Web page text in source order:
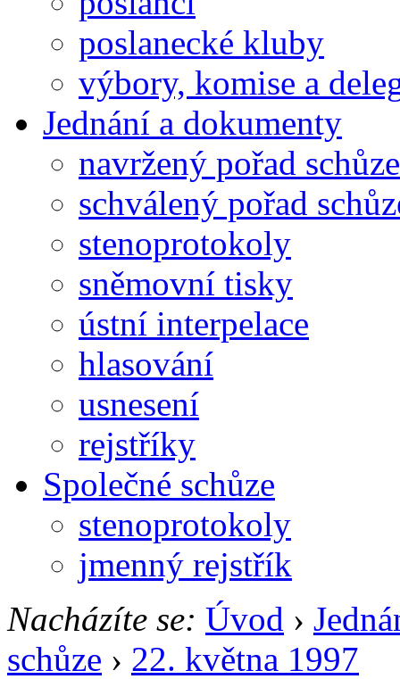
poslanecké kluby
výbory, komise a
Jednání a dokumenty
navržený pořad schůze
schválený pořad
stenoprotokoly
sněmovní tisky
ústní interpelace
hlasování
usnesení
rejstříky
Společné schůze
stenoprotokoly
jmenný rejstřík
Nacházíte se: Úvod ›
schůze › 22. května 1997